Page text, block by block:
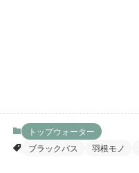
トップウォーター
ブラックバス
羽根モノ